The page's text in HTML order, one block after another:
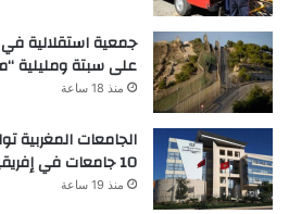
جمعية استقلالية في
على سبتة ومليلية
منذ 18 ساعة
الجامعات المغربية
10 جامعات في إفريقيا
منذ 19 ساعة